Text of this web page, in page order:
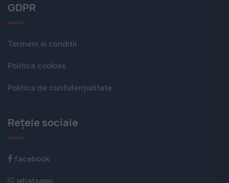
GDPR
Termeni si conditii
Politica cookies
Politica de confidențialitate
Rețele sociale
facebook
whatsapp